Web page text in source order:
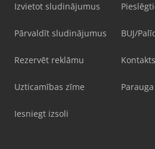
Izvietot sludinājumus
Pārvaldīt sludinājumus
Rezervēt reklāmu
Uzticamības zīme
Iesniegt izsoli
BUJ/
Kontakts